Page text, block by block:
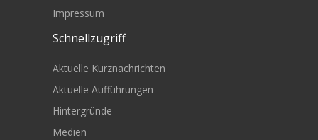
Impressum
Schnellzugriff
Aktuelle Kurznachrichten
Aktuelle Aufführungen
Hintergründe
Medien